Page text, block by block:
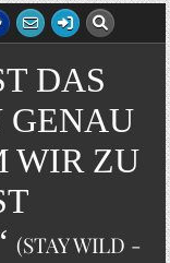
DAS
GENAU
WIR ZU
(STAY WILD -